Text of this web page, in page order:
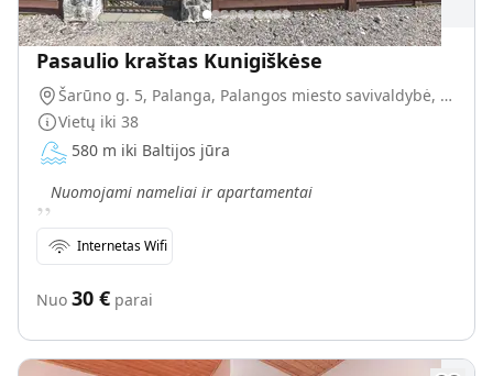
Pasaulio kraštas Kunigiškėse
Šarūno g. 5, Palanga, Palangos miesto savivaldybė, Lietuva
Vietų iki 38
580 m iki Baltijos jūra
„Nuomojami nameliai ir apartamentai
Internetas Wifi
Nuo 30 € parai